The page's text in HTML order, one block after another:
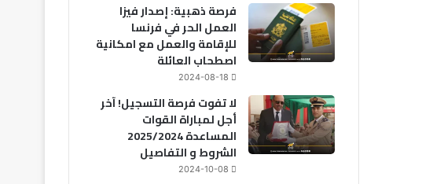
فرصة ذهبية: إصدار فيزا
العمل الحر في فرنسا
للإقامة والعمل مع امكانية
اصطحاب العائلة
2024-08-18
لا تفوت فرصة التسجيل! آخر
أجل لمباراة القوات
المساعدة 2025/2024
الشروط و التفاصيل
2024-10-08